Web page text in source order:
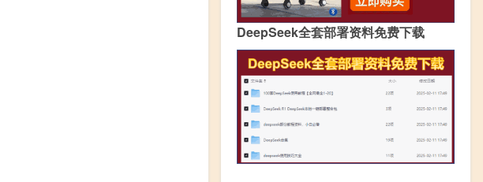
DeepSeek全套部署资料免费下载